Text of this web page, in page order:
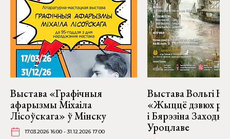
Выстава «Графічныя
афарызмы Міхаіла
Лісоўскага» ў Мінску
17.03.2026 16:00 - 31.12.2026 17:00
Выстава Вольгі
«Жыццё дзвюх
і Бярэзіна
Уроцлаве